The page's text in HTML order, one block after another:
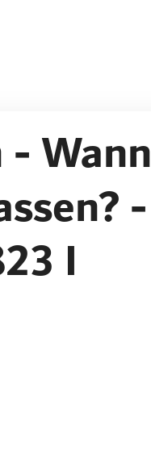
Wann
-
I